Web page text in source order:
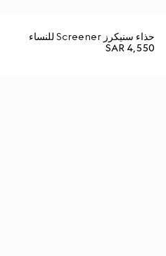
حذاء سنيكرز Screener للنساء
SAR 4,550